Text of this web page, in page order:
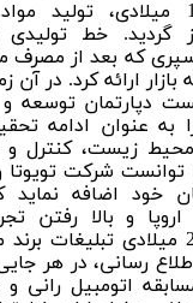
گردد. در دهه 1990 میلادی،
گردید. خط
که بعد از مصرف
ارائه کرد. در آن
دپارتمان توسعه
عنوان ادامه
زیست، کنترل و
شرکت تویوتا و
خود اضافه
و بالا رفتن
انجامید. در سال 2000 میلادی
رسانی، در هر
اتومبیل رانی و